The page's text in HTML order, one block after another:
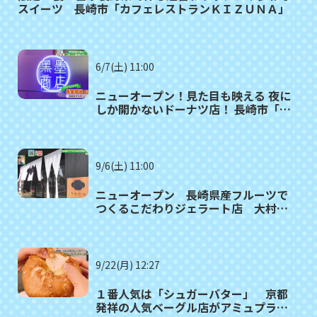
スイーツ 長崎市「カフェレストランＫＩＺＵＮＡ」
6/7(土) 11:00
ニューオープン！見た目も映える 夜に
しか開かないドーナツ店！ 長崎市「黒
9/6(土) 11:00
ニューオープン 長崎県産フルーツで
つくるこだわりジェラート店 大村市
9/22(月) 12:27
１番人気は「シュガーバター」 京都
発祥の人気ベーグル店がアミュプラザ